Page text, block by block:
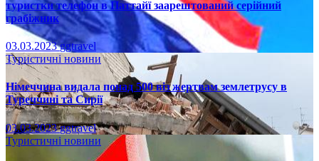
туристки телефон в Паттайї заарештований серійний
грабіжник
03.03.2023ggtravel
Туристичні новини
Німеччина видала понад 500 віз жертвам землетрусу в
Туреччині та Сирії
03.03.2023ggtravel
Туристичні новини